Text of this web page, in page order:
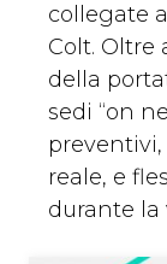
collegate
Colt. Oltre
della
sedi “on
reale, e
durante la